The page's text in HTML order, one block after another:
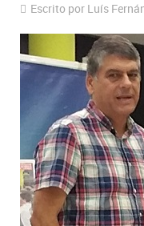
Escrito por Luís